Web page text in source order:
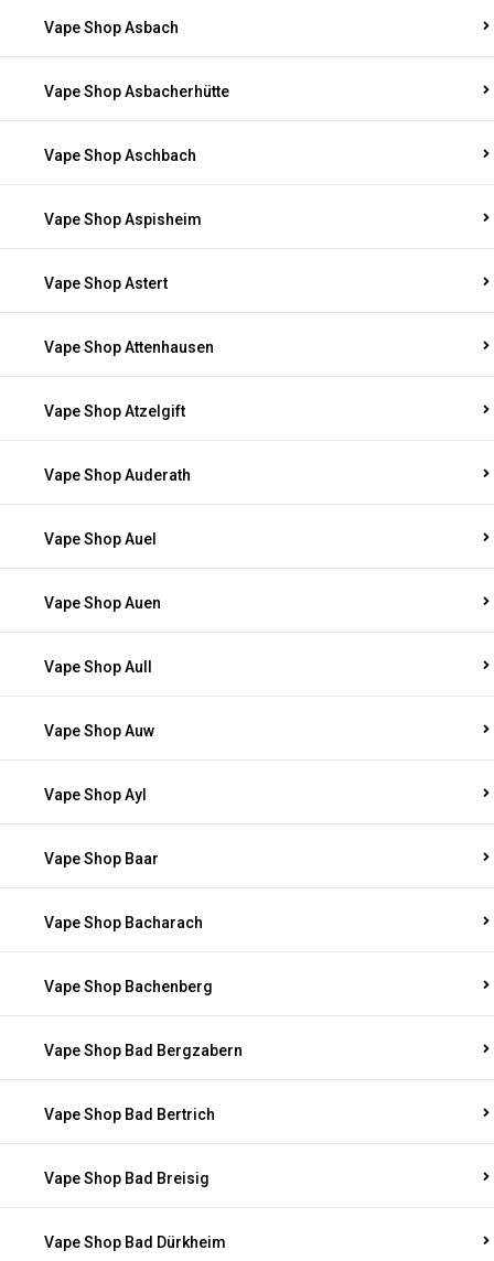
Vape Shop Asbach
Vape Shop Asbacherhütte
Vape Shop Aschbach
Vape Shop Aspisheim
Vape Shop Astert
Vape Shop Attenhausen
Vape Shop Atzelgift
Vape Shop Auderath
Vape Shop Auel
Vape Shop Auen
Vape Shop Aull
Vape Shop Auw
Vape Shop Ayl
Vape Shop Baar
Vape Shop Bacharach
Vape Shop Bachenberg
Vape Shop Bad Bergzabern
Vape Shop Bad Bertrich
Vape Shop Bad Breisig
Vape Shop Bad Dürkheim